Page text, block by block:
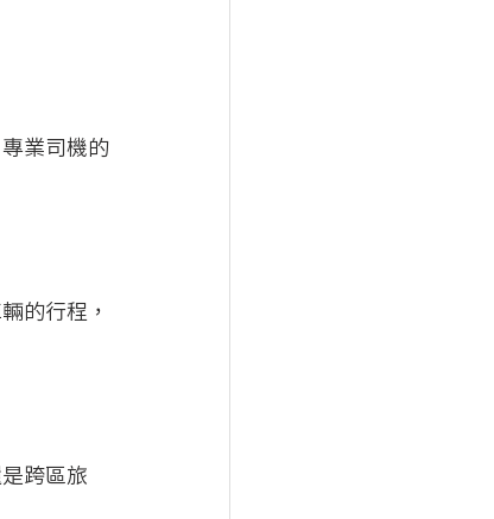
業司機的
的行程，
跨區旅